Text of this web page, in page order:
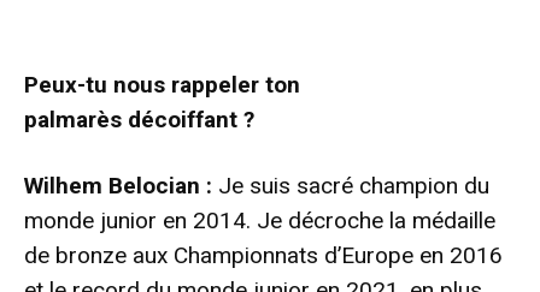
Peux-tu nous rappeler ton
palmarès décoiffant ?
Wilhem Belocian : Je suis sacré champion du
monde junior en 2014. Je décroche la médaille
de bronze aux Championnats d’Europe en 2016